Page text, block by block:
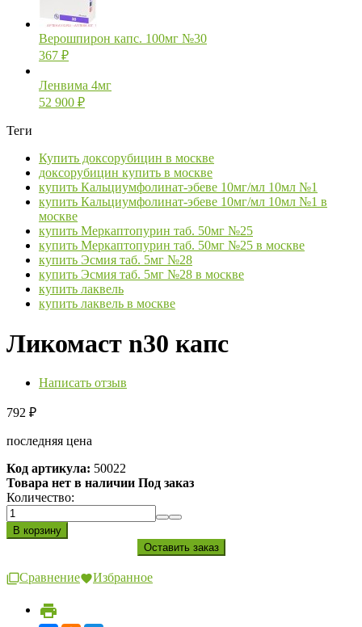
Верошпирон капс. 100мг №30
367 ₽
Ленвима 4мг
52 900 ₽
Теги
Купить доксорубицин в москве
доксорубицин купить в москве
купить Кальциумфолинат-эбеве 10мг/мл 10мл №1
купить Кальциумфолинат-эбеве 10мг/мл 10мл №1 в
москве
купить Меркаптопурин таб. 50мг №25
купить Меркаптопурин таб. 50мг №25 в москве
купить Эсмия таб. 5мг №28
купить Эсмия таб. 5мг №28 в москве
купить лаквель
купить лаквель в москве
Ликомаст n30 капс
Написать отзыв
792 ₽
последняя цена
Код артикула: 50022
Товара нет в наличии Под заказ
Количество:
Сравнение Избранное